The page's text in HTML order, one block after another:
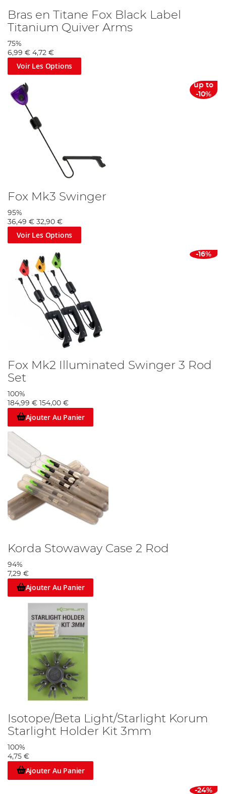
Bras en Titane Fox Black Label
Titanium Quiver Arms
75%
6,99 € 4,72 €
Voir Les Options
up to
-10%
Fox Mk3 Swinger
95%
36,49 € 32,90 €
Voir Les Options
-16%
Fox Mk2 Illuminated Swinger 3 Rod
Set
100%
184,99 €
154,00 €
Ajouter Au Panier
Korda Stowaway Case 2 Rod
94%
7,29 €
Ajouter Au Panier
Isotope/Beta Light/Starlight Korum
Starlight Holder Kit 3mm
100%
4,75 €
Ajouter Au Panier
-24%